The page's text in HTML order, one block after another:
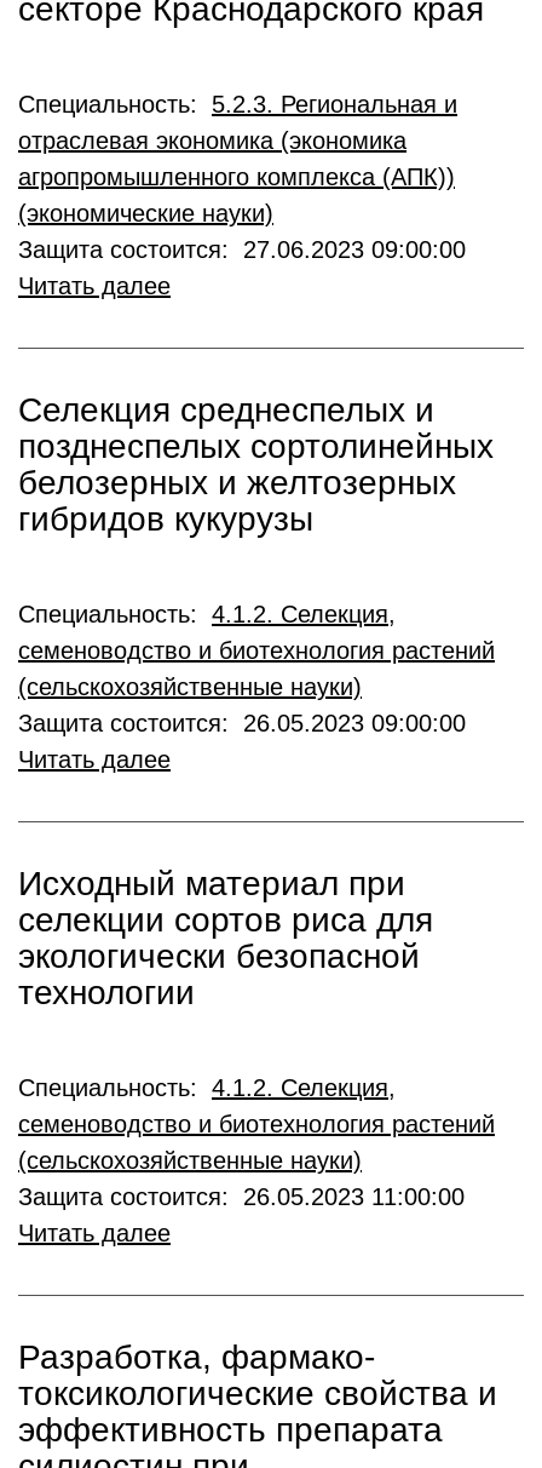
секторе Краснодарского края
Специальность: 5.2.3. Региональная и
отраслевая экономика (экономика
агропромышленного комплекса (АПК))
(экономические науки)
Защита состоится: 27.06.2023 09:00:00
Читать далее
Селекция среднеспелых и
позднеспелых сортолинейных
белозерных и желтозерных
гибридов кукурузы
Специальность: 4.1.2. Селекция,
семеноводство и биотехнология растений
(сельскохозяйственные науки)
Защита состоится: 26.05.2023 09:00:00
Читать далее
Исходный материал при
селекции сортов риса для
экологически безопасной
технологии
Специальность: 4.1.2. Селекция,
семеноводство и биотехнология растений
(сельскохозяйственные науки)
Защита состоится: 26.05.2023 11:00:00
Читать далее
Разработка, фармако-
токсикологические свойства и
эффективность препарата